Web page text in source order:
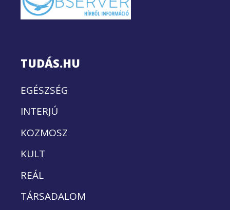
TUDÁS.HU
EGÉSZSÉG
INTERJÚ
KOZMOSZ
KULT
REÁL
TÁRSADALOM